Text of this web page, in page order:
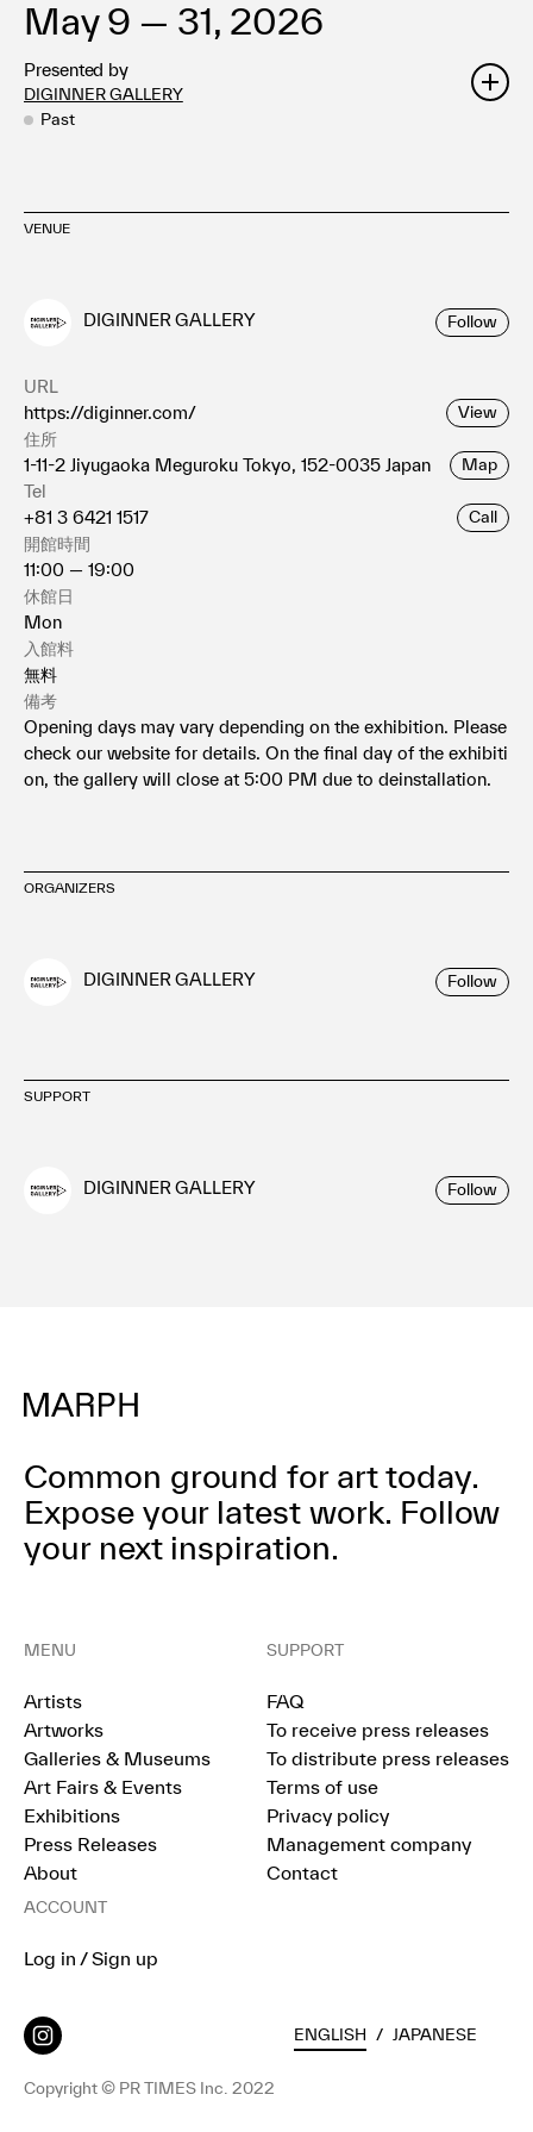
May 9 — 31, 2026
Presented by
DIGINNER GALLERY
Past
VENUE
DIGINNER GALLERY Follow
URL
https://diginner.com/
View
住所
1-11-2 Jiyugaoka Meguroku Tokyo, 152-0035 Japan
Map
Tel
+81 3 6421 1517
Call
開館時間
11:00 — 19:00
休館日
Mon
入館料
無料
備考
Opening days may vary depending on the exhibition. Please
check our website for details. On the final day of the exhibiti
on, the gallery will close at 5:00 PM due to deinstallation.
ORGANIZERS
DIGINNER GALLERY Follow
SUPPORT
DIGINNER GALLERY Follow
Common ground for art today.
Expose your latest work. Follow
your next inspiration.
MENU
Artists
Artworks
Galleries & Museums
Art Fairs & Events
Exhibitions
Press Releases
About
SUPPORT
FAQ
To receive press releases
To distribute press releases
Terms of use
Privacy policy
Management company
Contact
ACCOUNT
Log in / Sign up
Copyright © PR TIMES Inc. 2022
ENGLISH / JAPANESE